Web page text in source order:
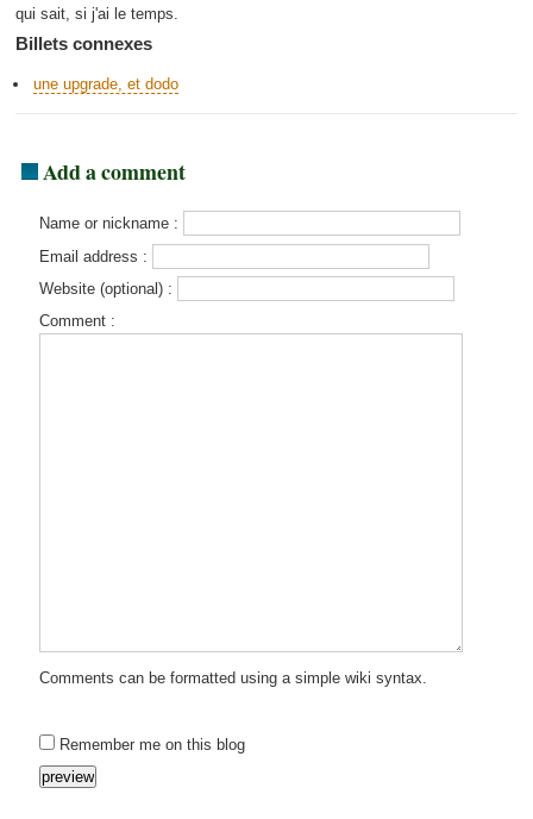
qui sait, si j'ai le temps.
Billets connexes
une upgrade, et dodo
Add a comment
Name or nickname :
Email address :
Website (optional) :
Comment :
Comments can be formatted using a simple wiki syntax.
Remember me on this blog